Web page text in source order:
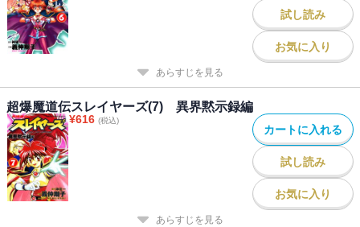
試し読み
お気に入り
あらすじを見る
超爆魔道伝スレイヤーズ(7) 異界黙示録編
¥616 (税込)
カートに入れる
試し読み
お気に入り
あらすじを見る